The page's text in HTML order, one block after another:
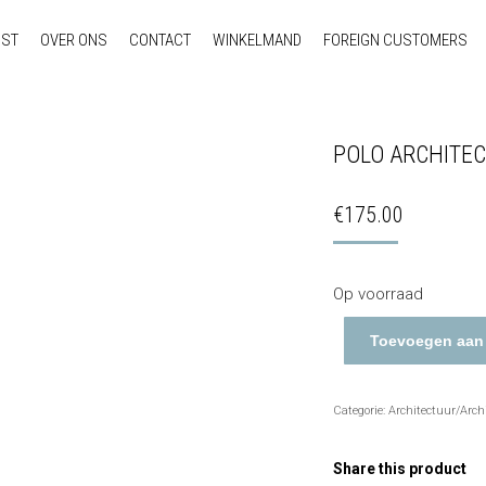
OVER ONS CONTACT WINKELMAND FOREIGN CUSTOMERS
POLO
€175.00
Op voorraad
Toevoegen
Categorie: Architectuur/
Share this product